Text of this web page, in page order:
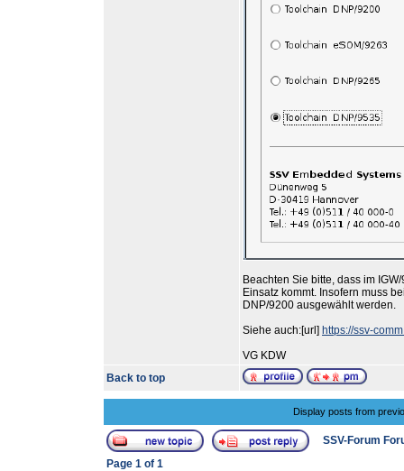
Beachten Sie bitte, dass im
Einsatz kommt. Insofern muss
DNP/9200 ausgewählt werden.
Siehe auch:[url] https://ssv-
VG KDW
Back to top
Display posts from
SSV-Forum
Page 1 of 1